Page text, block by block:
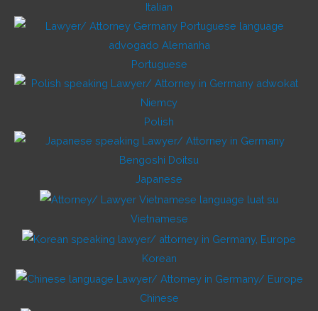
Italian
Portuguese
Polish
Japanese
Vietnamese
Korean
Chinese